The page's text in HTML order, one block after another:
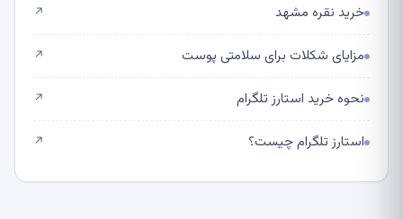
خرید نقره مشهد ↗
مزایای شکلات برای سلامتی پوست ↗
نحوه خرید استارز تلگرام ↗
استارز تلگرام چیست؟ ↗